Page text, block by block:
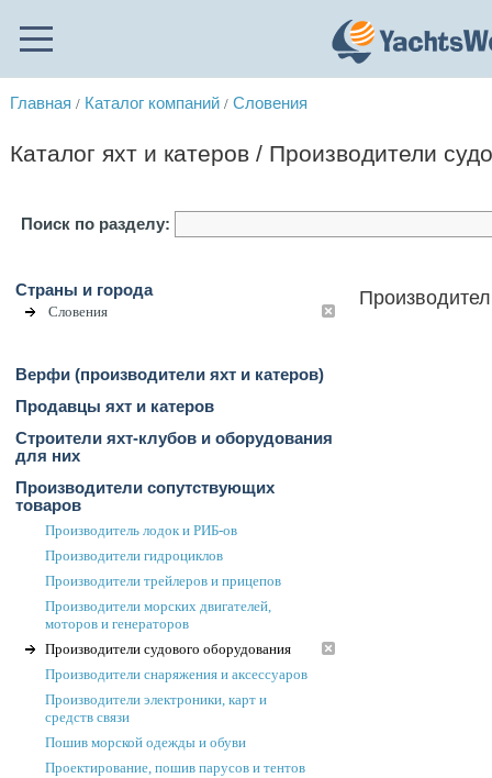
Главная / Каталог компаний / Словения
Каталог яхт и катеров / Производители
Поиск по разделу:
Страны и города
Словения
Верфи (производители яхт и катеров)
Продавцы яхт и катеров
Строители яхт-клубов и оборудования
для них
Производители сопутствующих
товаров
Производитель лодок и РИБ-ов
Производители гидроциклов
Производители трейлеров и прицепов
Производители морских двигателей,
моторов и генераторов
Производители судового оборудования
Производители снаряжения и аксессуаров
Производители электроники, карт и
средств связи
Пошив морской одежды и обуви
Проектирование, пошив парусов и тентов